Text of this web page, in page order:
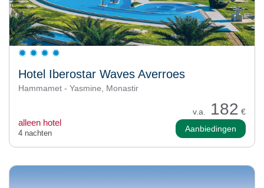
Hotel Iberostar Waves Averroes
Hammamet - Yasmine, Monastir
v.a. 182 €
alleen hotel
4 nachten Aanbiedingen